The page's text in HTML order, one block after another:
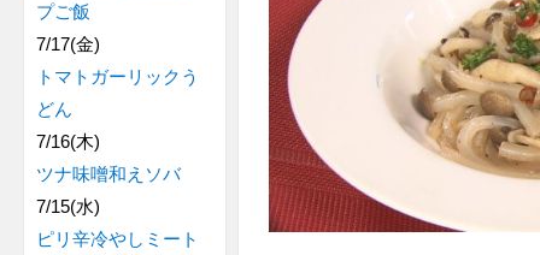
プご飯
7/17(金)
トマトガーリックう
どん
7/16(木)
ツナ味噌和えソバ
7/15(水)
ピリ辛冷やしミート